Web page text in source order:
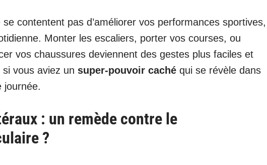
contentent pas d’améliorer vos performances sportives,
Monter les escaliers, porter vos courses, ou
vos chaussures deviennent des gestes plus faciles et
si vous aviez un super-pouvoir caché qui se révèle dans
journée.
: un remède contre le
?